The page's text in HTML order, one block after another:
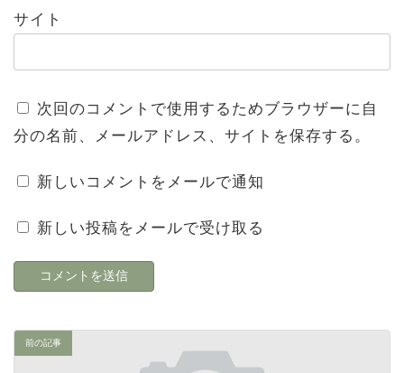
サイト
次回のコメントで使用するためブラウザーに自
分の名前、メールアドレス、サイトを保存する。
新しいコメントをメールで通知
新しい投稿をメールで受け取る
前の記事